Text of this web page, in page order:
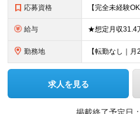
応募資格
給与
勤務地
求人を見る